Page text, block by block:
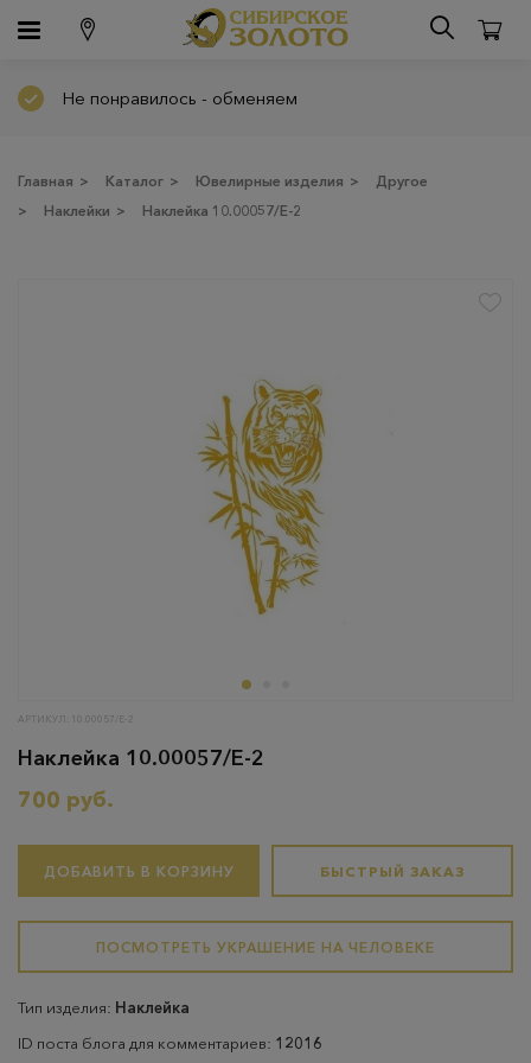
Не понравилось - обменяем
Главная > Каталог > Ювелирные изделия >
Другое
>
Наклейки > Наклейка 10.00057/Е-2
АРТИКУЛ: 10.00057/Е-2
Наклейка 10.00057/Е-2
700 руб.
ДОБАВИТЬ В КОРЗИНУ БЫСТРЫЙ ЗАКАЗ
ПОСМОТРЕТЬ УКРАШЕНИЕ НА ЧЕЛОВЕКЕ
Тип изделия: Наклейка
ID поста блога для комментариев: 12016